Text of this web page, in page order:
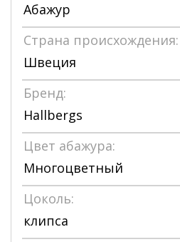
Абажур
Страна происхождения:
Швеция
Бренд:
Hallbergs
Цвет абажура:
Многоцветный
Цоколь:
клипса